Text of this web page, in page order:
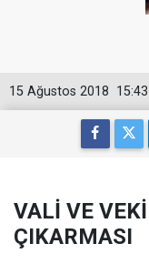
15:43
15 Ağustos 2018
VALİ VE
ÇIKARMASI